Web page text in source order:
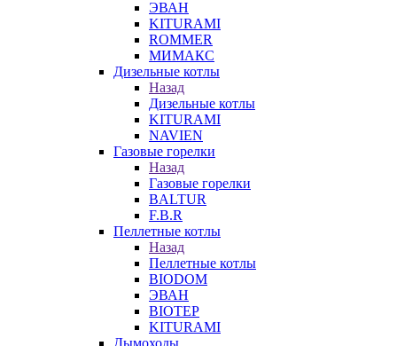
ЭВАН
KITURAMI
ROMMER
МИМАКС
Дизельные котлы
Назад
Дизельные котлы
KITURAMI
NAVIEN
Газовые горелки
Назад
Газовые горелки
BALTUR
F.B.R
Пеллетные котлы
Назад
Пеллетные котлы
BIODOM
ЭВАН
BIOTEP
KITURAMI
Дымоходы